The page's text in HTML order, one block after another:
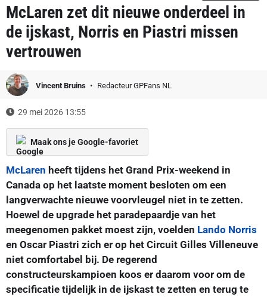
McLaren zet dit nieuwe onderdeel in
de ijskast, Norris en Piastri missen
vertrouwen
Vincent Bruins Redacteur GPFans NL
29 mei 2026 13:55
Maak ons je Google-favoriet
McLaren heeft tijdens het Grand Prix-weekend in
Canada op het laatste moment besloten om een
langverwachte nieuwe voorvleugel niet in te zetten.
Hoewel de upgrade het paradepaardje van het
meegenomen pakket moest zijn, voelden Lando Norris
en Oscar Piastri zich er op het Circuit Gilles Villeneuve
niet comfortabel bij. De regerend
constructeurskampioen koos er daarom voor om de
specificatie tijdelijk in de ijskast te zetten en terug te